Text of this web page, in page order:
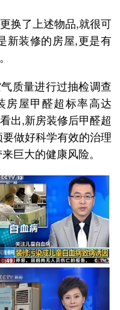
换了上述物品,就很可
新装修的房屋,更是有
质量进行过抽检调查
房屋甲醛超标率高达
出,新房装修后甲醛超
做好科学有效的治理
巨大的健康风险。